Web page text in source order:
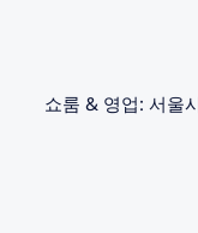
쇼룸 & 영업: 서울